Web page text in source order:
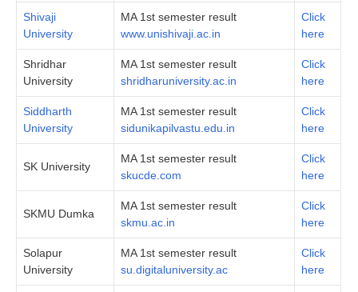
Shivaji
University
MA 1st semester result
www.unishivaji.ac.in
Click
here
Shridhar
University
MA 1st semester result
shridharuniversity.ac.in
Click
here
Siddharth
University
MA 1st semester result
sidunikapilvastu.edu.in
Click
here
SK University
MA 1st semester result
skucde.com
Click
here
SKMU Dumka
MA 1st semester result
skmu.ac.in
Click
here
Solapur
University
MA 1st semester result
su.digitaluniversity.ac
Click
here